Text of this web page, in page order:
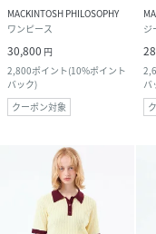
MACKINTOSH PHILOSOPHY
ワンピース
30,800 円
2,800ポイント(10%ポイント
バック)
クーポン対象
ジ
バ